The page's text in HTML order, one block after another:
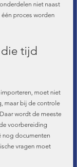
niet naast
proces worden
tijd
moet niet
maar bij de controle
wordt de meeste
voorbereiding
nog documenten
vragen moet